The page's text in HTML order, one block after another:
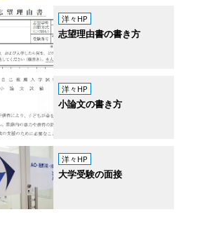
洋々HP
志望理由書の書き方
洋々HP
小論文の書き方
洋々HP
大学受験の面接